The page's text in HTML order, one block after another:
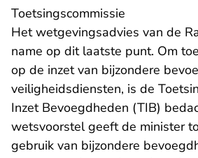
Toetsingscommissie
Het wetgevingsadvies van de
name op dit laatste punt. Om
op de inzet van bijzondere
veiligheidsdiensten, is de
Inzet Bevoegdheden (TIB)
wetsvoorstel geeft de minister
gebruik van bijzondere